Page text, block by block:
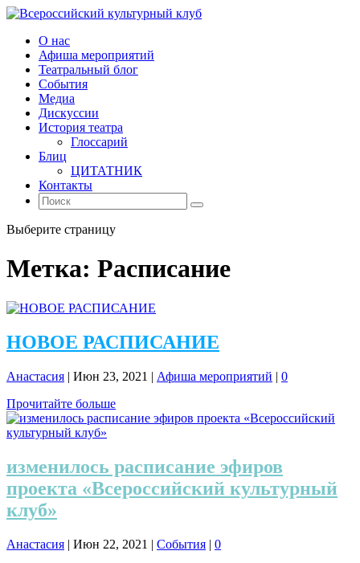
О нас
Афиша мероприятий
Театральный блог
События
Медиа
Дискуссии
История театра
Глоссарий
Блиц
ЦИТАТНИК
Контакты
Выберите страницу
Метка: Расписание
НОВОЕ РАСПИСАНИЕ
Анастасия | Июн 23, 2021 | Афиша мероприятий | 0
Прочитайте больше
изменилось расписание эфиров
проекта «Всероссийский культурный
клуб»
Анастасия | Июн 22, 2021 | События | 0